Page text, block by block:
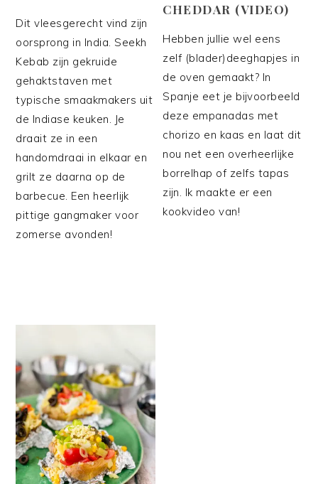
Dit vleesgerecht vind zijn
oorsprong in India. Seekh
Kebab zijn gekruide
gehaktstaven met
typische smaakmakers uit
de Indiase keuken. Je
draait ze in een
handomdraai in elkaar en
grilt ze daarna op de
barbecue. Een heerlijk
pittige gangmaker voor
zomerse avonden!
CHEDDAR (VIDEO)
Hebben jullie wel eens
zelf (blader)deeghapjes in
de oven gemaakt? In
Spanje eet je bijvoorbeeld
deze empanadas met
chorizo en kaas en laat dit
nou net een overheerlijke
borrelhap of zelfs tapas
zijn. Ik maakte er een
kookvideo van!